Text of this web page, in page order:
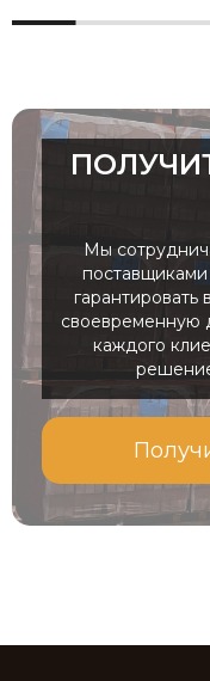
Мы
своевременную
каждого